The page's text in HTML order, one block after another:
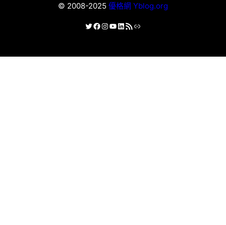
© 2008-2025 優格網 Yblog.org
X Facebook
Instagram
YouTube
LinkedIn
RSS 資訊提供連結